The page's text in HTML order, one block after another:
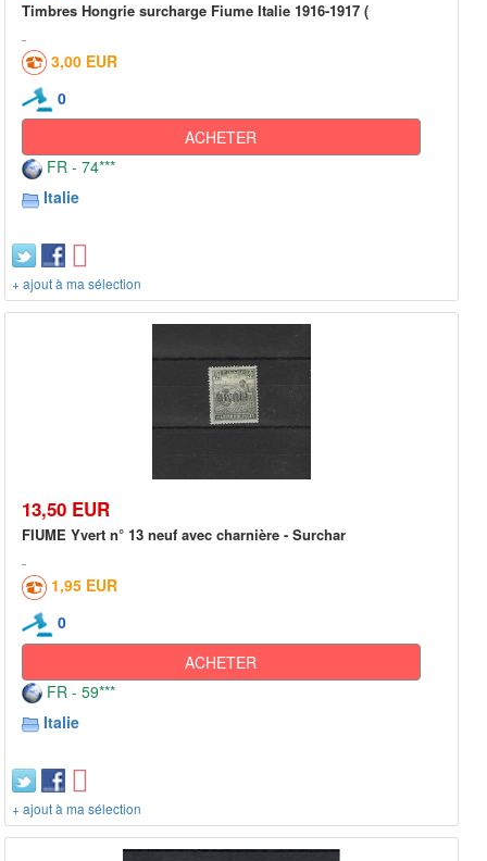
Timbres Hongrie surcharge Fiume Italie 1916-1917 (
3,00 EUR
0
ACHETER
FR - 74***
Italie
+ ajout à ma sélection
13,50 EUR
FIUME Yvert n° 13 neuf avec charnière - Surchar
1,95 EUR
0
ACHETER
FR - 59***
Italie
+ ajout à ma sélection